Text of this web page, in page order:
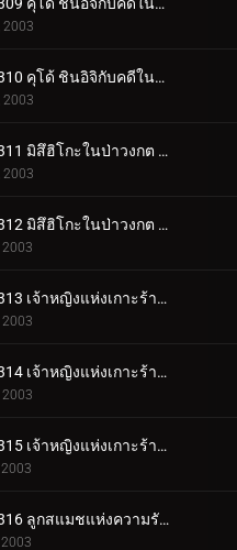
ตอนที่ 309 คุโด้ ชินอิจิกับคดีในนิวยอร์ก (ภาคสืบสวน)
2003
ตอนที่ 310 คุโด้ ชินอิจิกับคดีในนิวยอร์ก (ภาคปิดคดี)
2003
ตอนที่ 311 มิสึฮิโกะในป่าวงกต (ตอนแรก)
2003
ตอนที่ 312 มิสึฮิโกะในป่าวงกต (ตอนจบ)
2003
ตอนที่ 313 เจ้าหญิงแห่งเกาะร้างกับปราสาทมังกร (ภาคคดี)
2003
ตอนที่ 314 เจ้าหญิงแห่งเกาะร้างกับปราสาทมังกร (ภาคสืบสวน)
2003
ตอนที่ 315 เจ้าหญิงแห่งเกาะร้างกับปราสาทมังกร (ภาคปิดคดี)
ตอนที่ 316 ลูกสแมชแห่งความรักและการตัดสินใจ (ตอนแรก)